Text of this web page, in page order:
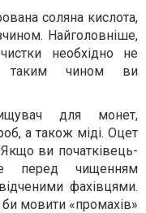
соляна кислота,
Найголовніше,
необхідно не
таким чином ви
для монет,
а також міді. Оцет
ви початківець-
перед чищенням
фахівцями.
мовити «промахів»